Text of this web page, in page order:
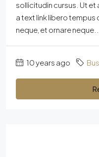
sollicitudin cursus. Ut
a text link libero
neque, et ornare neque...
10 years ago